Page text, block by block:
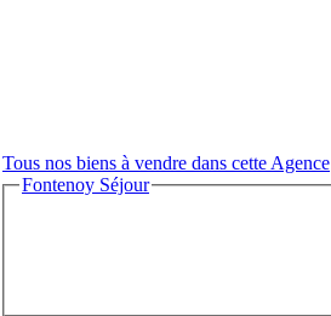
Tous nos biens à vendre dans cette Agence
Fontenoy Séjour